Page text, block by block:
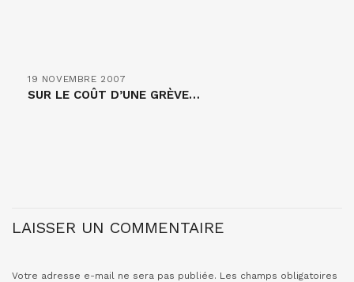
19 NOVEMBRE 2007
SUR LE COÛT D’UNE GRÈVE…
LAISSER UN COMMENTAIRE
Votre adresse e-mail ne sera pas publiée. Les champs obligatoires